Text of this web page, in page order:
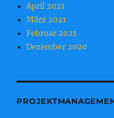
April 2021
März 2021
Februar 2021
Dezember 2020